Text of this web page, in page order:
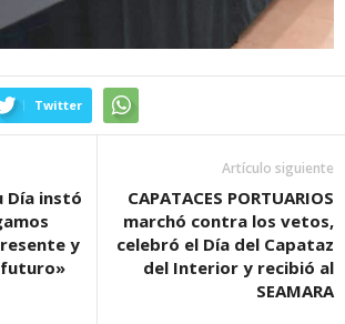
Twitter
Día instó
y
Artículo siguiente
CAPATACES PORTUARIOS
marchó contra los vetos,
celebró el Día del Capataz
del Interior y recibió al
SEAMARA